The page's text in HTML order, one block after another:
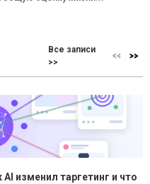
Все записи
>>
изменил таргетинг и что